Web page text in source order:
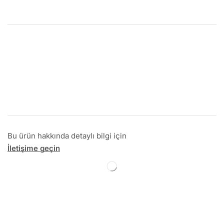
Bu ürün hakkında detaylı bilgi için
İletişime geçin